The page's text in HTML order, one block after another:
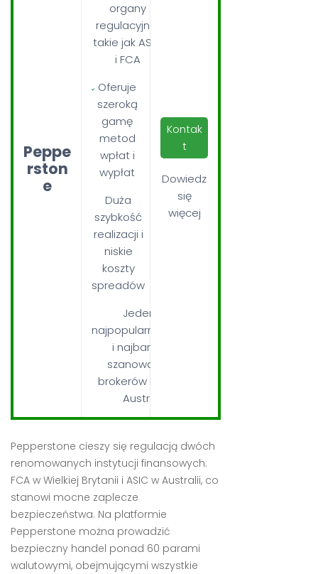
Peppe
rston
e
organy
regulacyjne,
takie jak ASIC
i FCA
Oferuje
szeroką
gamę
metod
wpłat i
wypłat
Duża
szybkość
realizacji i
niskie
koszty
spreadów
Jeden z
najpopularniejszych
i najbardziej
szanowanych
brokerów Forex w
Australii
Kontak
t
Dowiedz
się
więcej
Pepperstone cieszy się regulacją dwóch
renomowanych instytucji finansowych:
FCA w Wielkiej Brytanii i ASIC w Australii, co
stanowi mocne zaplecze
bezpieczeństwa. Na platformie
Pepperstone można prowadzić
bezpieczny handel ponad 60 parami
walutowymi, obejmującymi wszystkie